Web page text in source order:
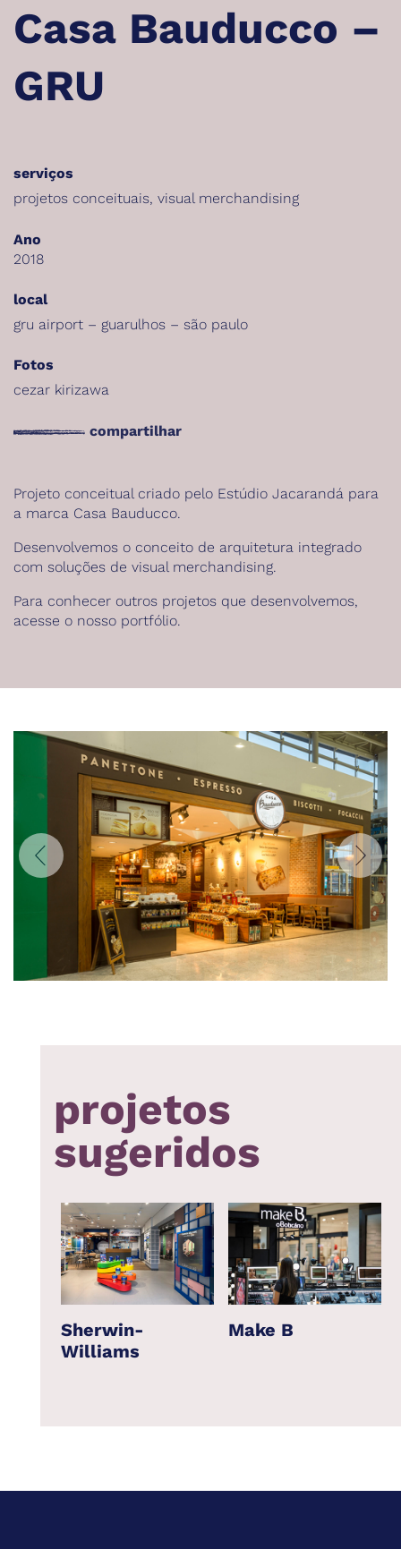
Casa Bauducco –
GRU
serviços
projetos conceituais, visual merchandising
Ano
2018
local
gru airport – guarulhos – são paulo
Fotos
cezar kirizawa
compartilhar
Projeto conceitual criado pelo Estúdio Jacarandá para
a marca Casa Bauducco.
Desenvolvemos o conceito de arquitetura integrado
com soluções de visual merchandising.
Para conhecer outros projetos que desenvolvemos,
acesse o nosso portfólio.
Anterior
projetos
sugeridos
Sherwin-
Williams
Make B